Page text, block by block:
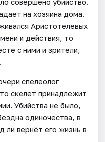
на хозяина дома.
Аристотелевых
и действия, то
с ними и зрители,
спелеолог
скелет принадлежит
Убийства не было,
одиночества, в
ли вернёт его жизнь в